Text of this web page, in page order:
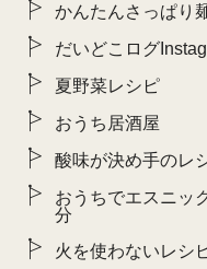
かんたんさっぱり
だいどこログ
夏野菜レシピ
おうち居酒屋
酸味が決め手のレ
おうちでエスニッ
分
火を使わないレシ